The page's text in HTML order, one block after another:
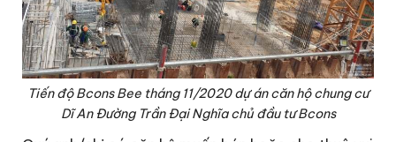
Tiến độ Bcons Bee tháng 11/2020 dự án căn hộ chung cư
Dĩ An Đường Trần Đại Nghĩa chủ đầu tư Bcons